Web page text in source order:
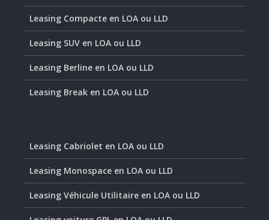
Leasing Compacte en LOA ou LLD
Leasing SUV en LOA ou LLD
Leasing Berline en LOA ou LLD
Leasing Break en LOA ou LLD
Leasing Cabriolet en LOA ou LLD
Leasing Monospace en LOA ou LLD
Leasing Véhicule Utilitaire en LOA ou LLD